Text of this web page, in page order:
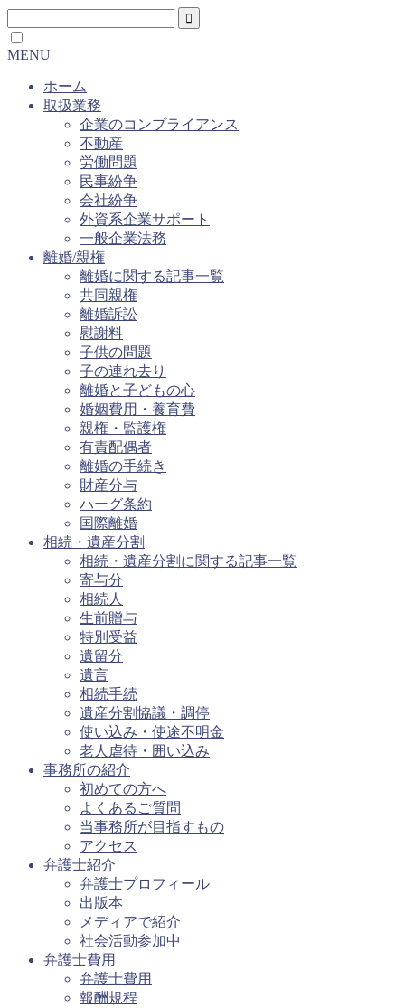
MENU
ホーム
取扱業務
企業のコンプライアンス
不動産
労働問題
民事紛争
会社紛争
外資系企業サポート
一般企業法務
離婚/親権
離婚に関する記事一覧
共同親権
離婚訴訟
慰謝料
子供の問題
子の連れ去り
離婚と子どもの心
婚姻費用・養育費
親権・監護権
有責配偶者
離婚の手続き
財産分与
ハーグ条約
国際離婚
相続・遺産分割
相続・遺産分割に関する記事一覧
寄与分
相続人
生前贈与
特別受益
遺留分
遺言
相続手続
遺産分割協議・調停
使い込み・使途不明金
老人虐待・囲い込み
事務所の紹介
初めての方へ
よくあるご質問
当事務所が目指すもの
アクセス
弁護士紹介
弁護士プロフィール
出版本
メディアで紹介
社会活動参加中
弁護士費用
弁護士費用
報酬規程